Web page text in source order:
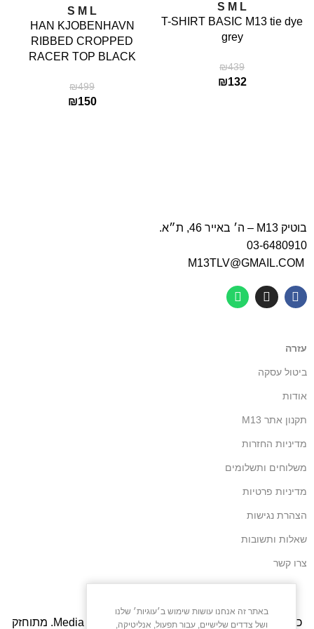
למעט ימי שישי, ערבי חגים ומועדים, וימי שבת וחגים
ומועדים).
L
M
S
T-SHIRT BASIC M13 tie dye
grey
₪439
₪132
L
M
S
HAN KJOBENHAVN
RIBBED CROPPED
RACER TOP BLACK
₪499
₪150
בוטיק M13 – ה׳ באייר 46, ת״א.
03-6480910
עזרה
ביטול עסקה
אודות
תקנון אתר M13
מדיניות החזרות
משלוחים ותשלומים
מדיניות פרטיות
הצהרת נגישות
שאלות ותשובות
צרו קשר
כל הזכויות שמורות – M13. פותח על ידי Media Maven. מתוחזק
באתר זה אנחנו עושות שימוש ב׳עוגיות׳ שלנו
ושל צדדים שלישיים, עבור תפעול, אנליטיקה,